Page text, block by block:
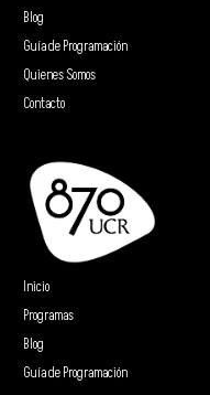
Blog
Guía de Programación
Quienes Somos
Contacto
Inicio
Programas
Blog
Guía de Programación